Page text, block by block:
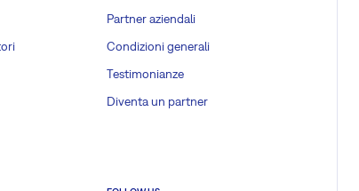
Partner aziendali
Condizioni generali
Testimonianze
Diventa un partner